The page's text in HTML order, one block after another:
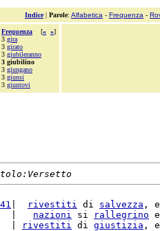
Indice| Parole: Alfabetica - Frequenza -
Frequenza [« »]
3 gira
3 girato
3 giubileranno
3 giubilino
3 giungano
3 giunsi
3 giuntovi
rivestiti di salvezza ,
nazioni si rallegrino
rivestiti di giustizia ,